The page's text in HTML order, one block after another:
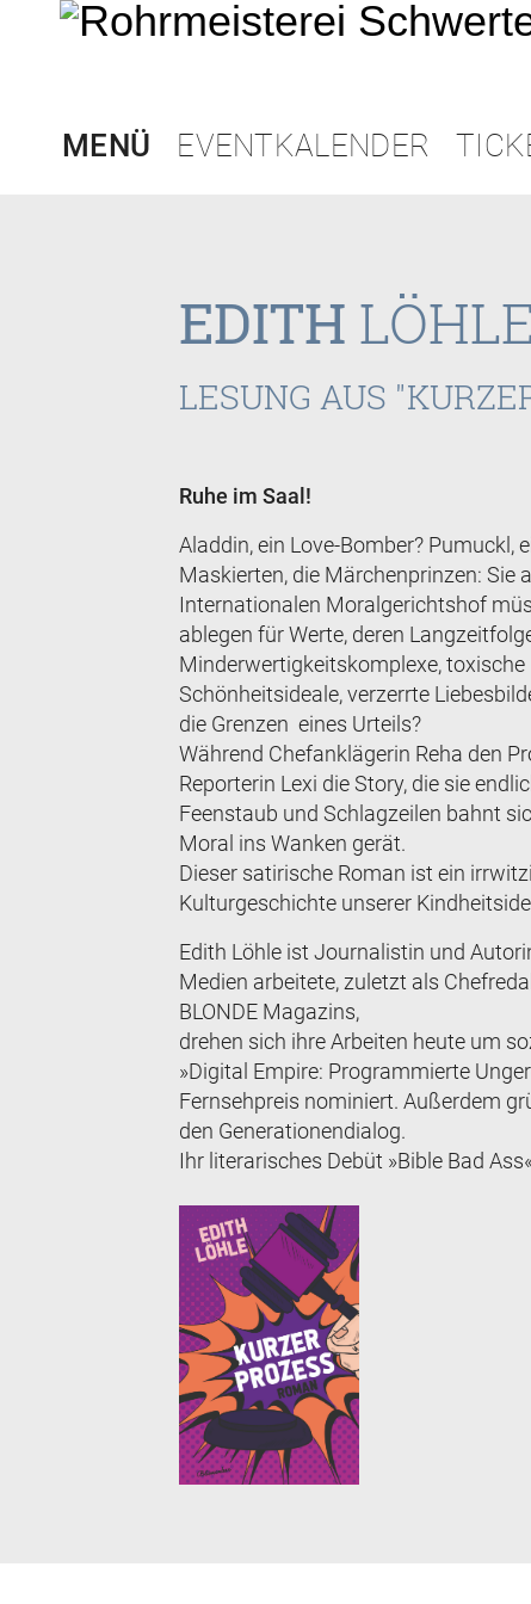
MENÜ EVENTKALENDER
EDITH LÖHLE
LESUNG AUS
Ruhe im Saal!
Aladdin, ein Love-Bomber? Pumuckl,
Maskierten, die Märchenprinzen: Sie
Internationalen Moralgerichtshof
ablegen für Werte, deren
Minderwertigkeitskomplexe, toxische
Schönheitsideale, verzerrte
die Grenzen eines Urteils?
Während Chefanklägerin Reha den
Reporterin Lexi die Story, die sie
Feenstaub und Schlagzeilen bahnt
Moral ins Wanken gerät.
Dieser satirische Roman ist ein
Kulturgeschichte unserer
Edith Löhle ist Journalistin und
Medien arbeitete, zuletzt als
BLONDE Magazins,
drehen sich ihre Arbeiten heute um
»Digital Empire: Programmierte
Fernsehpreis nominiert. Außerdem
den Generationendialog.
Ihr literarisches Debüt »Bible Bad